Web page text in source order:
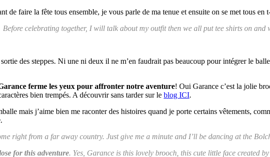
de faire la fête tous ensemble, je vous parle de ma tenue et ensuite on se met tous en
Before celebrating together, I will talk about my outfit then we all put tee shirts on and
des steppes. Ni une ni deux il ne m’en faudrait pas beaucoup pour intégrer le
ferme les yeux pour affronter notre aventure! Oui Garance c’est la jolie
bien trempés. A découvrir sans tarder sur le blog ICI.
mais j’aime bien me raconter des histoires quand je porte certains vêtements,
right from a far away country. Just give me a minute and I’ll be dancing at the
for this adventure. Yes, Garance is this lovely brooch, this cute little face created by